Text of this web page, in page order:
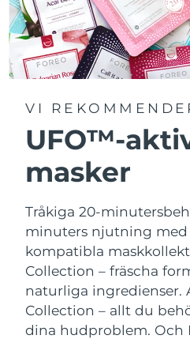
VI
UFO™-
masker
Tråkiga 20-
minuters njutning med
kompatibla
Collection – fräscha
naturliga ingredienser.
Collection – allt du
dina hudproblem. Och